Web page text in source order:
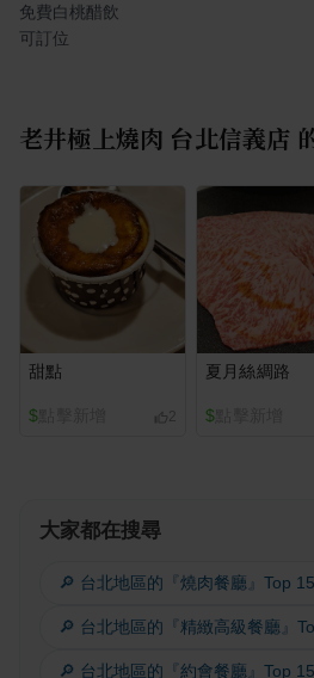
免費白桃醋飲
可訂位
老井極上燒肉 台北信義店
甜點
$ 2
夏月絲綢路
$
大家都在搜尋
🔎 台北地區的『燒肉餐廳』Top 15
🔎 台北地區的『精緻高級餐廳』
🔎 台北地區的『約會餐廳』Top 15